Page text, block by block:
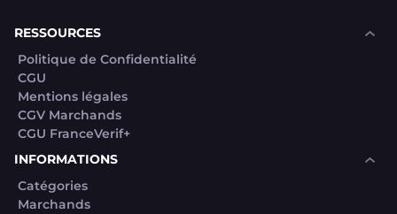
elles sont bloquées en attente. C'est un leurre.
RESSOURCES
Politique de Confidentialité
CGU
Mentions légales
CGV Marchands
CGU FranceVerif+
INFORMATIONS
Catégories
Marchands